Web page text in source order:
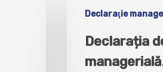
Declaraţie
Declarația